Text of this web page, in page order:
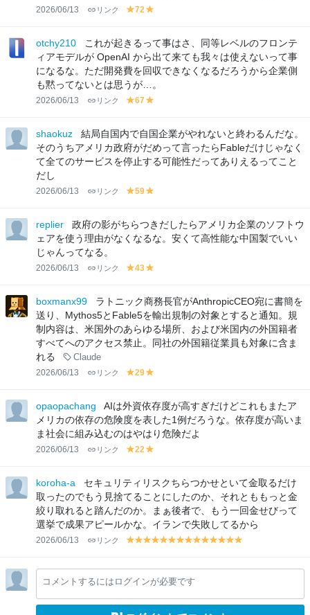
2026/06/13 リンク
y
lo
w
72
lo
w
otchy210
これが起きるって事はさ、同等レベルのフロンテ
ィアモデルが OpenAI から出て来ても我々は使えないって事
になるな。ただ開発費を回収できなくなるだろうから企業側
も黙ってないとは思うが…。
2026/06/13 リンク
y
lo
w
67
lo
w
shaokuz
結局自国内で自国企業がやれないと終わるんだな。
そのうちアメリカ政府がだめって言ったらFableだけじゃなく
て全てのサービスを停止する可能性だってありえるってこと
だし
2026/06/13 リンク
y
lo
w
59
lo
w
replier
政府の影がちらつきだしたらアメリカ企業のソフトウ
ェアを使う理由がなくなるな。安くて高性能な中国製でいい
じゃんってなる。
2026/06/13 リンク
y
lo
w
43
lo
w
boxmanx99
ラトニック商務長官がAnthropicCEO宛に書簡を
送り、Mythos5とFable5を輸出規制の対象とすると通知。規
制内容は、米国外のあらゆる場所、および米国内の外国籍者
すべてへのアクセス禁止。同社の外国籍従業員も対象に含ま
れる
Claude
2026/06/13 リンク
y
lo
w
29
lo
w
opaopachang
AIは外資依存度が高すぎだけどこれもまたア
メリカの依存の危険度を表した1例だろうな。依存度が高いま
ま社会に組み込むのはやはり危険だよ
2026/06/13 リンク
y
lo
w
22
lo
w
koroha-a
セキュリティリスクちらつかせといて金取るだけ
取ったのでもう見捨てることにしたのか、それとももっと金
絞り取れると踏んだのか。まぁ後者で、もう一回金せびって
選挙で成果アピールかな。イランで失敗してるから
2026/06/13 リンク
y
lo
w
y
lo
w
y
lo
w
y
lo
w
y
lo
w
y
lo
w
y
lo
w
y
lo
w
y
lo
y
lo
y
lo
y
lo
y
lolo
コメントするにはログインが必要です